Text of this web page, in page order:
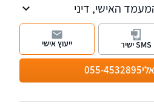
האישי, דיני
לרבות ייצוג בבית
הדין רבני. בנוסף
בתחום הנזיקין ודיני
גן, ראשון לציון
055-4532895
SMS ישיר ייעוץ אישי